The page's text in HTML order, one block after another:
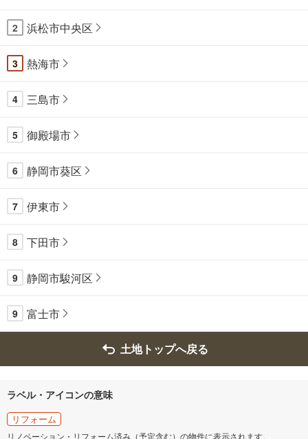
2 浜松市中央区
3 熱海市
4 三島市
5 御殿場市
6 静岡市葵区
7 伊東市
8 下田市
9 静岡市駿河区
9 富士市
土地トップへ戻る
ラベル・アイコンの意味
リフォーム
リノベーション・リフォーム済み（予定含む）の物件に表示されます。